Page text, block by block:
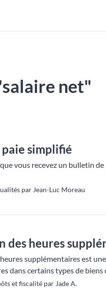
net"
simplifié
vous recevez un bulletin
par Jean-Luc Moreau
des heures
supplémentaires est
dans certains types de biens
et fiscalité par Jade A.